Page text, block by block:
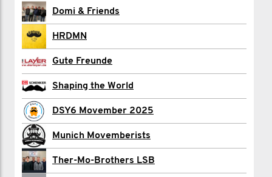
Noman Asghar
Roman Beyl
Dominik Brüggemann
Patrick Dorsten
Thomas Funk
Gregor Halbert
Kathrin Kersten
Domi & Friends
HRDMN
Gute Freunde
Shaping the World
DSY6 Movember 2025
Munich Movemberists
Ther-Mo-Brothers LSB